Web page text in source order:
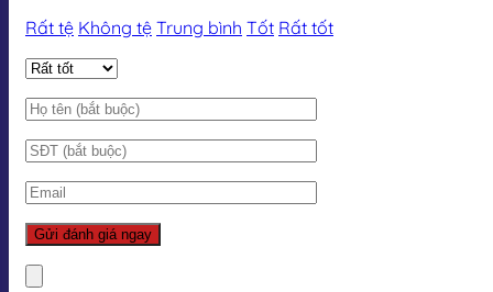
Rất tệ Không tệ Trung bình Tốt Rất tốt